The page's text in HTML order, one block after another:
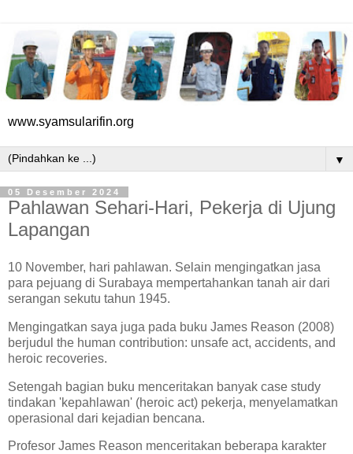
www.syamsularifin.org
▼
05 Desember 2024
Pahlawan Sehari-Hari, Pekerja di Ujung
Lapangan
10 November, hari pahlawan. Selain mengingatkan jasa
para pejuang di Surabaya mempertahankan tanah air dari
serangan sekutu tahun 1945.
Mengingatkan saya juga pada buku James Reason (2008)
berjudul the human contribution: unsafe act, accidents, and
heroic recoveries.
Setengah bagian buku menceritakan banyak case study
tindakan 'kepahlawan' (heroic act) pekerja, menyelamatkan
operasional dari kejadian bencana.
Profesor James Reason menceritakan beberapa karakter